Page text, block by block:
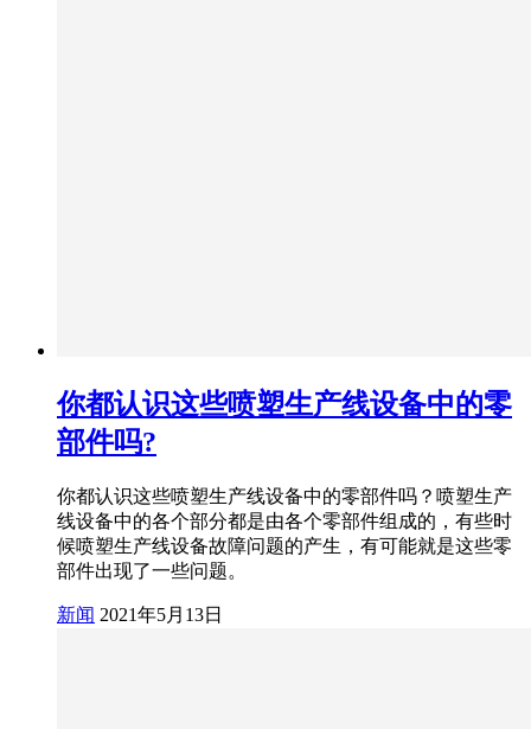
你都认识这些喷塑生产线设备中的零
部件吗?
你都认识这些喷塑生产线设备中的零部件吗？喷塑生产
线设备中的各个部分都是由各个零部件组成的，有些时
候喷塑生产线设备故障问题的产生，有可能就是这些零
部件出现了一些问题。
新闻 2021年5月13日